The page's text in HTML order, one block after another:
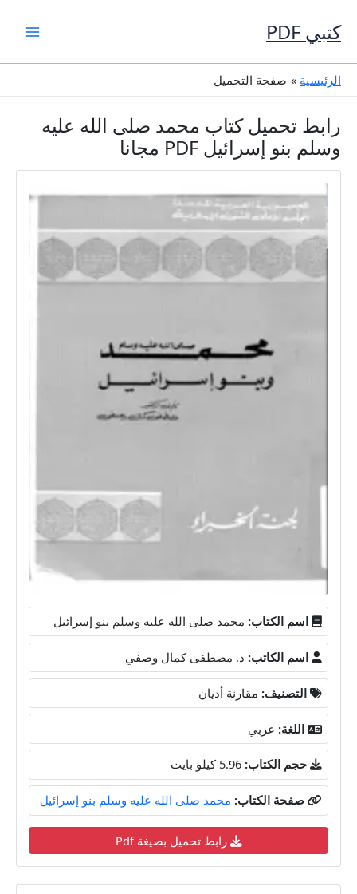
إلى
المحتوى
كتبي PDF
الرئيسية صفحة التحميل
رابط تحميل كتاب محمد صلى الله عليه
وسلم بنو إسرائيل PDF مجانا
اسم الكتاب: محمد صلى الله عليه وسلم بنو إسرائيل
اسم الكاتب: د. مصطفى كمال وصفي
التصنيف: مقارنة أديان
اللغة: عربي
حجم الكتاب: 5.96 كيلو بايت
صفحة الكتاب: محمد صلى الله عليه وسلم بنو إسرائيل
رابط تحميل بصيغة Pdf